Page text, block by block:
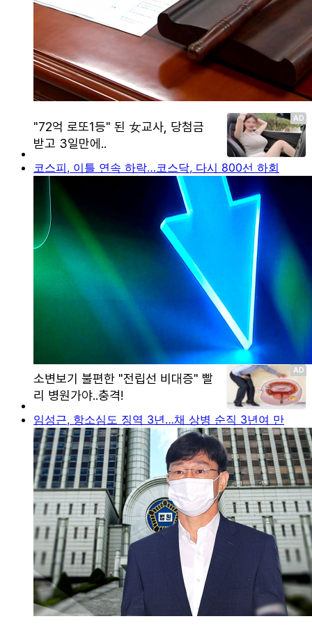
코스피, 이틀 연속 하락…코스닥, 다시 800선 하회
임성근, 항소심도 징역 3년…채 상병 순직 3년여 만